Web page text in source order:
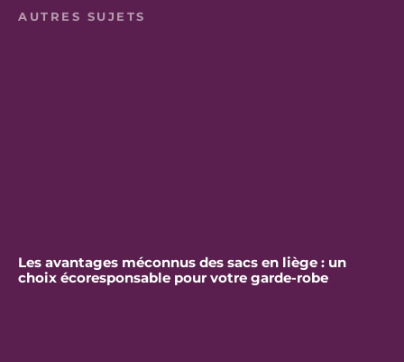
AUTRES SUJETS
Les avantages méconnus des sacs en liège : un
choix écoresponsable pour votre garde-robe